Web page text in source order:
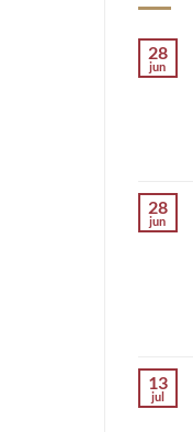
28
jun
28
jun
13
jul